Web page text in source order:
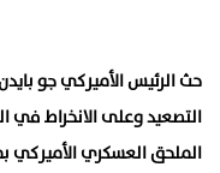
حث الرئيس الأميركي جو
التصعيد وعلى الانخراط
الملحق العسكري الأميركي